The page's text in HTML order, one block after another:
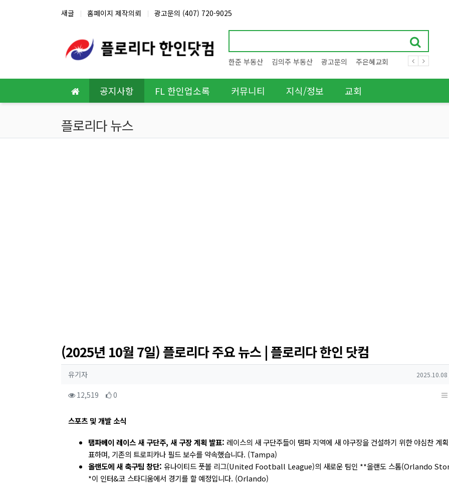
새글 홈페이지 제작의뢰 광고문의 (407) 720-9025
한준 부동산 김의주 부동산 광고문의 주은혜교회
공지사항 FL 한인업소록 커뮤니티 지식/정보 교회
플로리다 뉴스
(2025년 10월 7일) 플로리다 주요 뉴스 | 플로리다 한인 닷컴
작성자 정보
유기자작성 작성일
2025.10.08
컨텐츠 정보
12,519 조회 0
본문
스포츠 및 개발 소식
탬파베이 레이스 새 구단주, 새 구장 계획 발표: 레이스의 새 구단주들이 탬파 지역에 새 야구장을 건설하기 위한 야심찬 계
표하며, 기존의 트로피카나 필드 보수를 약속했습니다. (Tampa)
올랜도에 새 축구팀 창단: 유나이티드 풋볼 리그(United Football League)의 새로운 팀인 **올랜도 스톰(Orlando
*이 인터&코 스타디움에서 경기를 할 예정입니다. (Orlando)